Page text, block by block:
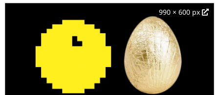
990 × 600 px